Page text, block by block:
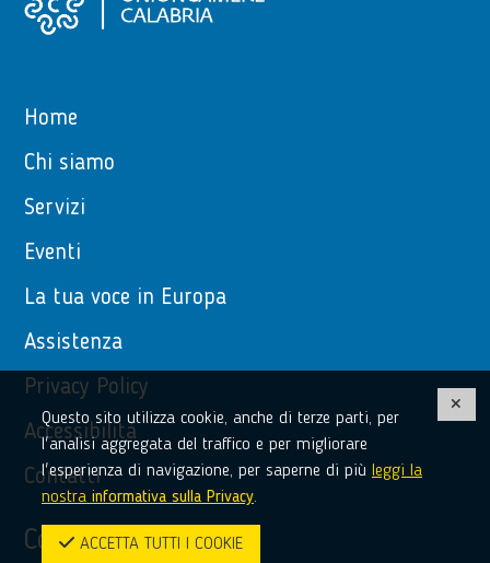
Home
Chi siamo
Servizi
Eventi
La tua voce in Europa
Assistenza
Privacy Policy
Accessibilità
Contatti
Contatti
Questo sito utilizza cookie, anche di terze parti, per
l'analisi aggregata del traffico e per migliorare
l'esperienza di navigazione, per saperne di più leggi la
nostra informativa sulla Privacy.
ACCETTA TUTTI I COOKIE